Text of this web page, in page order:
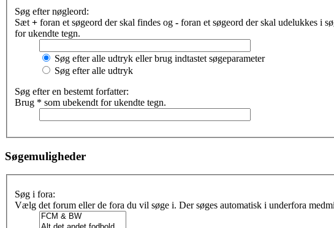
Søg efter nøgleord:
Sæt + foran et søgeord der skal findes og - foran et søgeord der skal udelukkes i
for ukendte tegn.
Søg efter alle udtryk eller brug indtastet søgeparameter
Søg efter alle udtryk
Søg efter en bestemt forfatter:
Brug * som ubekendt for ukendte tegn.
Søgemuligheder
Søg i fora:
Vælg det forum eller de fora du vil søge i. Der søges automatisk i underfora